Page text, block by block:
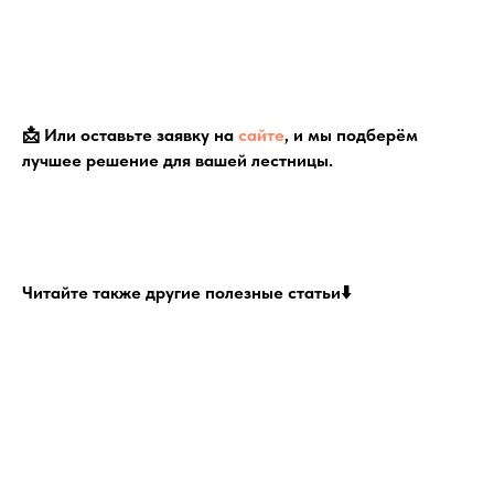
📩 Или оставьте заявку на сайте, и мы подберём
лучшее решение для вашей лестницы.
Читайте также другие полезные статьи⬇️